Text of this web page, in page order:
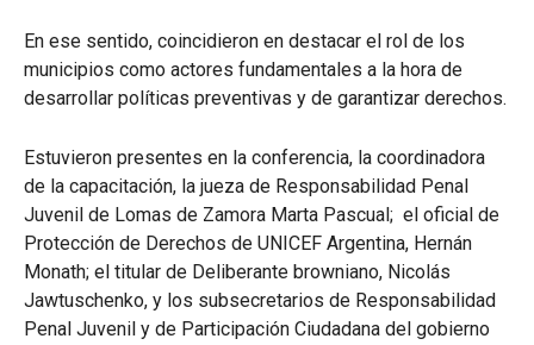
En ese sentido, coincidieron en destacar el rol de los
municipios como actores fundamentales a la hora de
desarrollar políticas preventivas y de garantizar derechos.
Estuvieron presentes en la conferencia, la coordinadora
de la capacitación, la jueza de Responsabilidad Penal
Juvenil de Lomas de Zamora Marta Pascual; el oficial de
Protección de Derechos de UNICEF Argentina, Hernán
Monath; el titular de Deliberante browniano, Nicolás
Jawtuschenko, y los subsecretarios de Responsabilidad
Penal Juvenil y de Participación Ciudadana del gobierno